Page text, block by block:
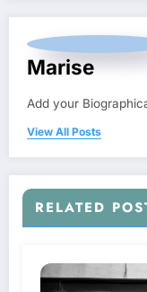
Marise
Add your
View All Posts
RELATED